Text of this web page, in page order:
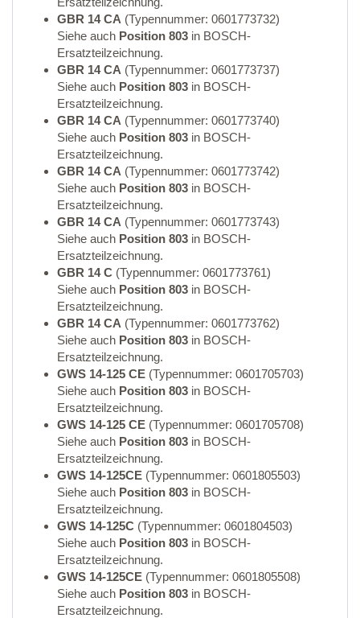
GBR 14 CA (Typennummer: 0601773732)
Siehe auch Position 803 in BOSCH-
Ersatzteilzeichnung.
GBR 14 CA (Typennummer: 0601773737)
Siehe auch Position 803 in BOSCH-
Ersatzteilzeichnung.
GBR 14 CA (Typennummer: 0601773740)
Siehe auch Position 803 in BOSCH-
Ersatzteilzeichnung.
GBR 14 CA (Typennummer: 0601773742)
Siehe auch Position 803 in BOSCH-
Ersatzteilzeichnung.
GBR 14 CA (Typennummer: 0601773743)
Siehe auch Position 803 in BOSCH-
Ersatzteilzeichnung.
GBR 14 C (Typennummer: 0601773761)
Siehe auch Position 803 in BOSCH-
Ersatzteilzeichnung.
GBR 14 CA (Typennummer: 0601773762)
Siehe auch Position 803 in BOSCH-
Ersatzteilzeichnung.
GWS 14-125 CE (Typennummer: 0601705703)
Siehe auch Position 803 in BOSCH-
Ersatzteilzeichnung.
GWS 14-125 CE (Typennummer: 0601705708)
Siehe auch Position 803 in BOSCH-
Ersatzteilzeichnung.
GWS 14-125CE (Typennummer: 0601805503)
Siehe auch Position 803 in BOSCH-
Ersatzteilzeichnung.
GWS 14-125C (Typennummer: 0601804503)
Siehe auch Position 803 in BOSCH-
Ersatzteilzeichnung.
GWS 14-125CE (Typennummer: 0601805508)
Siehe auch Position 803 in BOSCH-
Ersatzteilzeichnung.